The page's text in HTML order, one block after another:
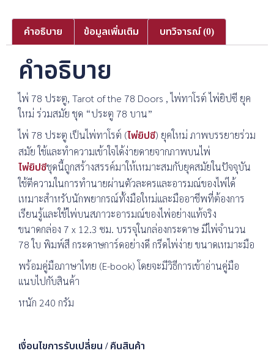
คำอธิบาย ข้อมูลเพิ่มเติม บทวิจารณ์ (0)
คำอธิบาย
ไพ่ 78 ประตู, Tarot of the 78 Doors , ไพ่ทาโรต์ ไพ่ยิปซี ยุค
ใหม่ ร่วมสมัย ชุด “ประตู 78 บาน”
ไพ่ 78 ประตู เป็นไพ่ทาโรต์ (ไพ่ยิปซี) ยุคใหม่ ภาพบรรยายร่วม
สมัย ใช้และทำความเข้าใจได้ง่ายดายจากภาพบนไพ่
ไพ่ยิปซีชุดนี้ถูกสร้างสรรค์มาให้เหมาะสมกับยุคสมัยในปัจจุบัน
ใช้ตีความในการทำนายผ่านตัวละครและอารมณ์ของไพ่ได้
เหมาะสำหรับนักพยากรณ์ทั้งมือใหม่และมืออาชีพที่ต้องการ
เรียนรู้และใช้ไพ่บนสภาวะอารมณ์ของไพ่อย่างแท้จริง
ขนาดกล่อง 7 x 12.3 ซม. บรรจุในกล่องกระดาษ มีไพ่จำนวน
78 ใบ พิมพ์สี กระดาษการ์ดอย่างดี กรีดไพ่ง่าย ขนาดเหมาะมือ
พร้อมคู่มือภาษาไทย (E-book) โดยจะมีวิธีการเข้าอ่านคู่มือ
แนบไปกับสินค้า
หนัก 240 กรัม
เงื่อนไขการรับเปลี่ยน / คืนสินค้า